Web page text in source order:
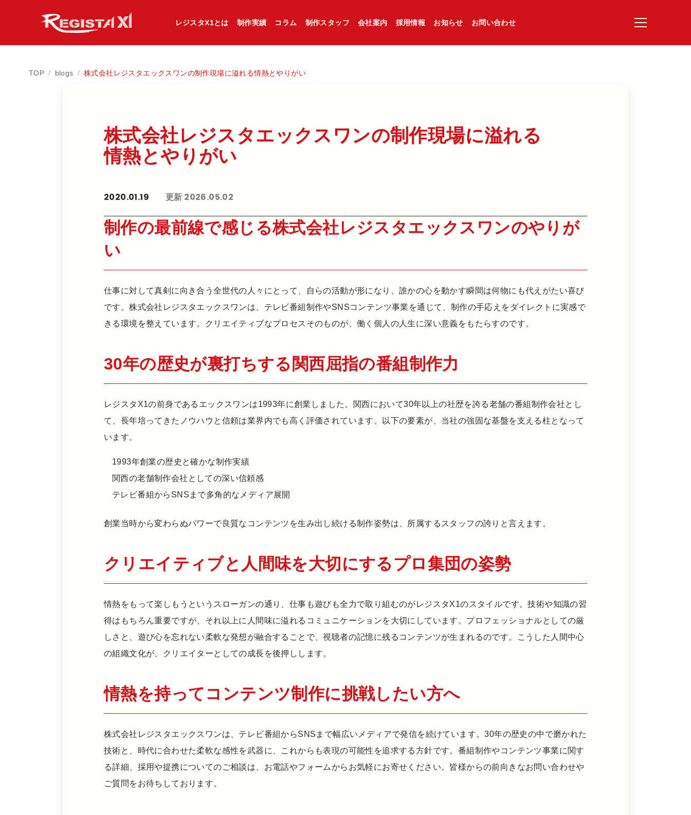
レジスタX1とは 制作実績 コラム 制作スタッフ 会社案内 採用情報 お知らせ お問い合わせ
TOP / blogs / 株式会社レジスタエックスワンの制作現場に溢れる情熱とやりがい
株式会社レジスタエックスワンの​制作現場に​溢れる​
情熱と​やりが​い
2020.01.19 更新 2026.05.02
制作の最前線で感じる株式会社レジスタエックスワンのやりが
い
仕事に対して真剣に向き合う全世代の人々にとって、自らの活動が形になり、誰かの心を動かす瞬間は何物にも代えがたい喜び
です。株式会社レジスタエックスワンは、テレビ番組制作やSNSコンテンツ事業を通じて、制作の手応えをダイレクトに実感で
きる環境を整えています。クリエイティブなプロセスそのものが、働く個人の人生に深い意義をもたらすのです。
30年の歴史が裏打ちする関西屈指の番組制作力
レジスタX1の前身であるエックスワンは1993年に創業しました。関西において30年以上の社歴を誇る老舗の番組制作会社とし
て、長年培ってきたノウハウと信頼は業界内でも高く評価されています。以下の要素が、当社の強固な基盤を支える柱となって
います。
1993年創業の歴史と確かな制作実績
関西の老舗制作会社としての深い信頼感
テレビ番組からSNSまで多角的なメディア展開
創業当時から変わらぬパワーで良質なコンテンツを生み出し続ける制作姿勢は、所属するスタッフの誇りと言えます。
クリエイティブと人間味を大切にするプロ集団の姿勢
情熱をもって楽しもうというスローガンの通り、仕事も遊びも全力で取り組むのがレジスタX1のスタイルです。技術や知識の習
得はもちろん重要ですが、それ以上に人間味に溢れるコミュニケーションを大切にしています。プロフェッショナルとしての厳
しさと、遊び心を忘れない柔軟な発想が融合することで、視聴者の記憶に残るコンテンツが生まれるのです。こうした人間中心
の組織文化が、クリエイターとしての成長を後押しします。
情熱を持ってコンテンツ制作に挑戦したい方へ
株式会社レジスタエックスワンは、テレビ番組からSNSまで幅広いメディアで発信を続けています。30年の歴史の中で磨かれた
技術と、時代に合わせた柔軟な感性を武器に、これからも表現の可能性を追求する方針です。番組制作やコンテンツ事業に関す
る詳細、採用や提携についてのご相談は、お電話やフォームからお気軽にお寄せください。皆様からの前向きなお問い合わせや
ご質問をお待ちしております。